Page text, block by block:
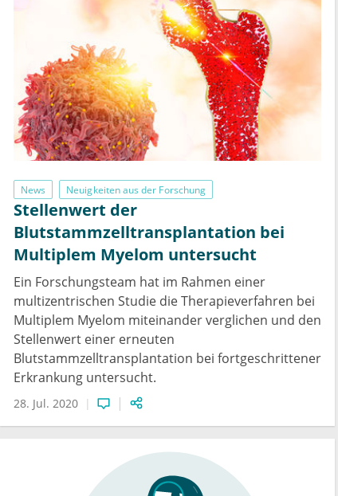
News Neuigkeiten aus der Forschung
Stellenwert der
Blutstammzelltransplantation bei
Multiplem Myelom untersucht
Ein Forschungsteam hat im Rahmen einer
multizentrischen Studie die Therapieverfahren bei
Multiplem Myelom miteinander verglichen und den
Stellenwert einer erneuten
Blutstammzelltransplantation bei fortgeschrittener
Erkrankung untersucht.
28. Jul. 2020